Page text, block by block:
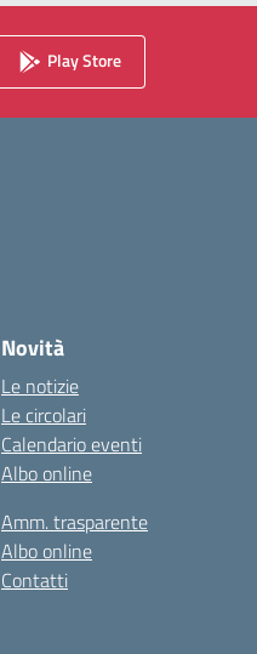
Play Store
Novità
Le notizie
Le circolari
Calendario eventi
Albo online
Amm. trasparente
Albo online
Contatti